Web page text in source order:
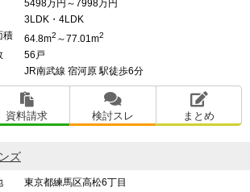
5498万円～7998万円
3LDK・4LDK
積
64.8m2 ～77.01m2
56戸
JR南武線 宿河原 駅徒歩6分
資料請求 検討スレ まとめ
ズ
東京都練馬区高松6丁目